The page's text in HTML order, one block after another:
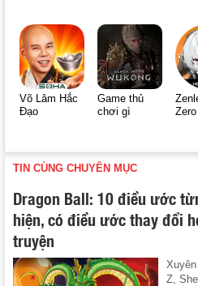
Võ Lâm Hắc
Đạo
Game thủ
chơi gì
Zero
TIN CÙNG CHUYÊN MỤC
Dragon Ball: 10 điều ước
hiện, có điều ước thay đổi
truyện
Z,